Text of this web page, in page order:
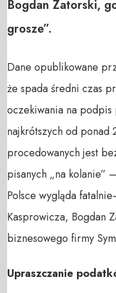
Bogdan Zatorski,
grosze”.
Dane opublikowane
że spada średni czas
oczekiwania na
najkrótszych od ponad
procedowanych jest
pisanych „na kolanie”
Polsce wygląda
Kasprowicza, Bogdan
biznesowego firmy
Upraszczanie